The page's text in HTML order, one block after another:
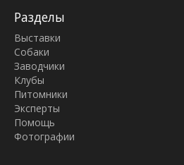
Разделы
Выставки
Собаки
Заводчики
Клубы
Питомники
Эксперты
Помощь
Фотографии